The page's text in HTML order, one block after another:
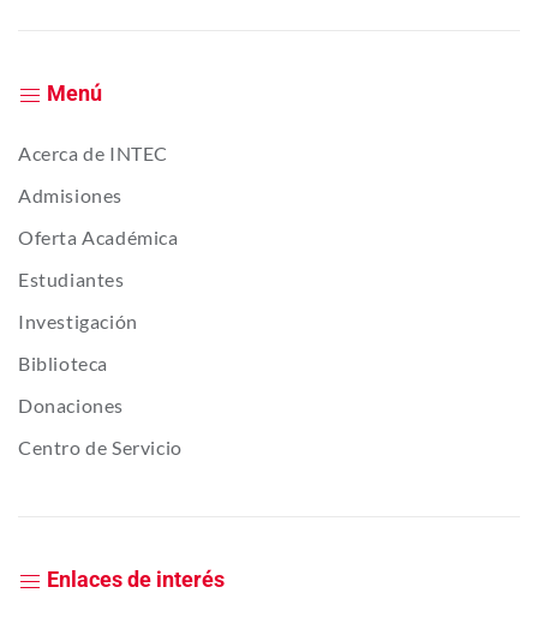
Menú
Acerca de INTEC
Admisiones
Oferta Académica
Estudiantes
Investigación
Biblioteca
Donaciones
Centro de Servicio
Enlaces de interés